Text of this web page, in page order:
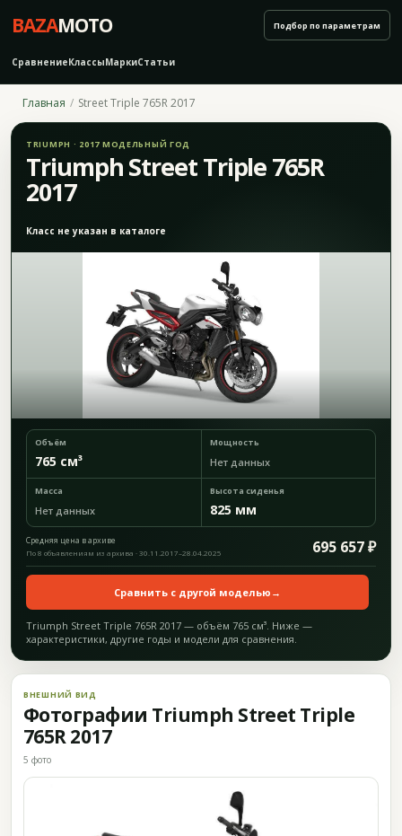
BAZAMOTO
СравнениеКлассыМаркиСтатьи
Подбор по параметрам
Главная Street Triple 765R 2017
TRIUMPH · 2017 МОДЕЛЬНЫЙ ГОД
Triumph Street Triple 765R
2017
Класс не указан в каталоге
Объём
765 см³
Мощность
Нет данных
Масса
Нет данных
Высота сиденья
825 мм
Средняя цена в архиве 695 657 ₽
По 8 объявлениям из архива · 30.11.2017–28.04.2025
Сравнить с другой моделью →
Triumph Street Triple 765R 2017 — объём 765 см³. Ниже —
характеристики, другие годы и модели для сравнения.
ВНЕШНИЙ ВИД
Фотографии Triumph Street Triple
765R 2017
5 фото